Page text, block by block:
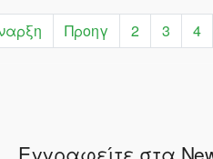
Προηγ 2 3 4